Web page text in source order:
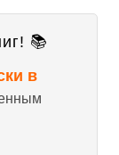
📚
в